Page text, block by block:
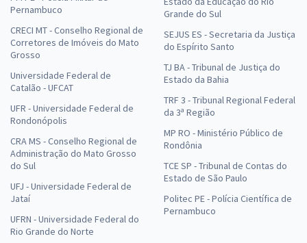
Pernambuco
CRECI MT - Conselho Regional de
Corretores de Imóveis do Mato
Grosso
Universidade Federal de
Catalão - UFCAT
UFR - Universidade Federal de
Rondonópolis
CRA MS - Conselho Regional de
Administração do Mato Grosso
do Sul
UFJ - Universidade Federal de
Jataí
UFRN - Universidade Federal do
Rio Grande do Norte
Grande do Sul
SEJUS ES - Secretaria da Justiça
do Espírito Santo
TJ BA - Tribunal de Justiça do
Estado da Bahia
TRF 3 - Tribunal Regional Federal
da 3ª Região
MP RO - Ministério Público de
Rondônia
TCE SP - Tribunal de Contas do
Estado de São Paulo
Politec PE - Polícia Científica de
Pernambuco